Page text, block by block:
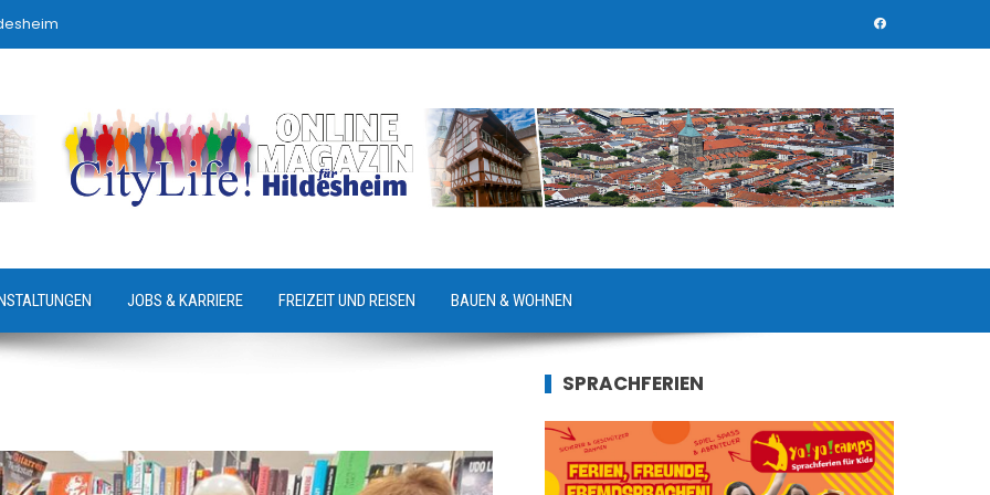
JOBS & KARRIERE FREIZEIT UND REISEN BAUEN & WOHNEN
SPRACHFERIEN